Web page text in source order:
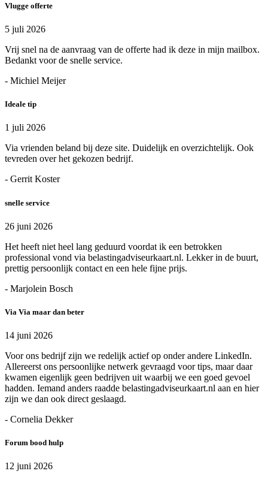
Vlugge offerte
5 juli 2026
Vrij snel na de aanvraag van de offerte had ik deze in mijn mailbox.
Bedankt voor de snelle service.
- Michiel Meijer
Ideale tip
1 juli 2026
Via vrienden beland bij deze site. Duidelijk en overzichtelijk. Ook
tevreden over het gekozen bedrijf.
- Gerrit Koster
snelle service
26 juni 2026
Het heeft niet heel lang geduurd voordat ik een betrokken
professional vond via belastingadviseurkaart.nl. Lekker in de buurt,
prettig persoonlijk contact en een hele fijne prijs.
- Marjolein Bosch
Via Via maar dan beter
14 juni 2026
Voor ons bedrijf zijn we redelijk actief op onder andere LinkedIn.
Allereerst ons persoonlijke netwerk gevraagd voor tips, maar daar
kwamen eigenlijk geen bedrijven uit waarbij we een goed gevoel
hadden. Iemand anders raadde belastingadviseurkaart.nl aan en hier
zijn we dan ook direct geslaagd.
- Cornelia Dekker
Forum bood hulp
12 juni 2026